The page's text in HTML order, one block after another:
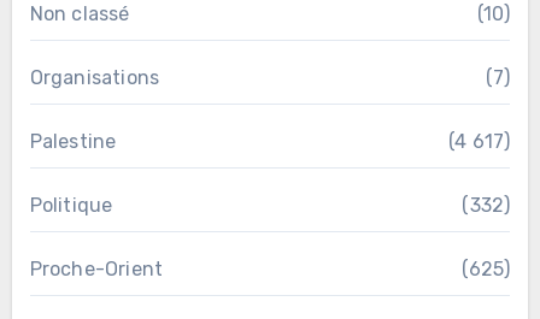
Non classé (10)
Organisations (7)
Palestine (4 617)
Politique (332)
Proche-Orient (625)